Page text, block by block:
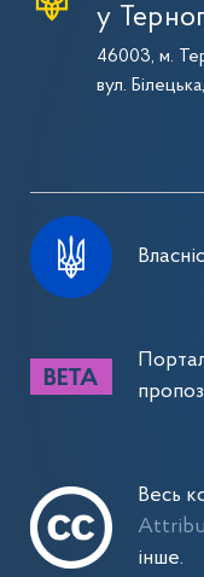
у
46003, м.
вул. Білецька,
Весь
інше.